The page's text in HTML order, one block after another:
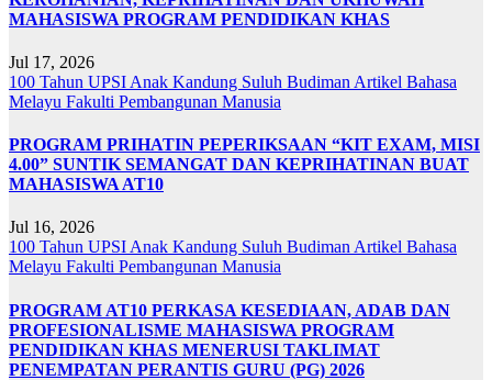
MAHASISWA PROGRAM PENDIDIKAN KHAS
Jul 17, 2026
100 Tahun UPSI Anak Kandung Suluh Budiman Artikel Bahasa
Melayu Fakulti Pembangunan Manusia
PROGRAM PRIHATIN PEPERIKSAAN “KIT EXAM, MISI
4.00” SUNTIK SEMANGAT DAN KEPRIHATINAN BUAT
MAHASISWA AT10
Jul 16, 2026
100 Tahun UPSI Anak Kandung Suluh Budiman Artikel Bahasa
Melayu Fakulti Pembangunan Manusia
PROGRAM AT10 PERKASA KESEDIAAN, ADAB DAN
PROFESIONALISME MAHASISWA PROGRAM
PENDIDIKAN KHAS MENERUSI TAKLIMAT
PENEMPATAN PERANTIS GURU (PG) 2026